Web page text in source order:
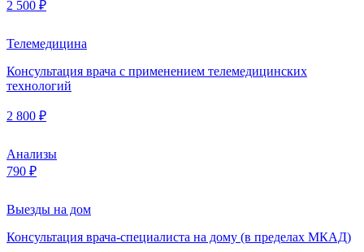
2 500 ₽
Телемедицина
Консультация врача с применением телемедицинских
технологий
2 800 ₽
Анализы
790 ₽
Выезды на дом
Консультация врача-специалиста на дому (в пределах МКАД)